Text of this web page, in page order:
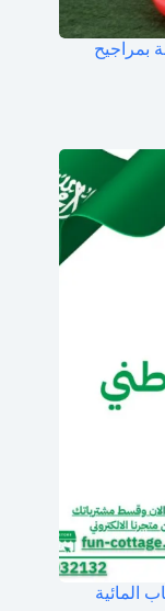
بمراجيح
المائية